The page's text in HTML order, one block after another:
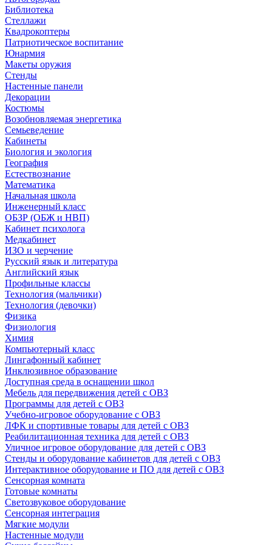
Библиотека
Стеллажи
Квадрокоптеры
Патриотическое воспитание
Юнармия
Макеты оружия
Стенды
Настенные панели
Декорации
Костюмы
Возобновляемая энергетика
Семьеведение
Кабинеты
Биология и экология
География
Естествознание
Математика
Начальная школа
Инженерный класс
ОБЗР (ОБЖ и НВП)
Кабинет психолога
Медкабинет
ИЗО и черчение
Русский язык и литература
Английский язык
Профильные классы
Технология (мальчики)
Технология (девочки)
Физика
Физиология
Химия
Компьютерный класс
Лингафонный кабинет
Инклюзивное образование
Доступная среда в оснащении школ
Мебель для передвижения детей с ОВЗ
Программы для детей с ОВЗ
Учебно-игровое оборудование с ОВЗ
ЛФК и спортивные товары для детей с ОВЗ
Реабилитационная техника для детей с ОВЗ
Уличное игровое оборудование для детей с ОВЗ
Стенды и оборудование кабинетов для детей с ОВЗ
Интерактивное оборудование и ПО для детей с ОВЗ
Сенсорная комната
Готовые комнаты
Светозвуковое оборудование
Сенсорная интеграция
Мягкие модули
Настенные модули